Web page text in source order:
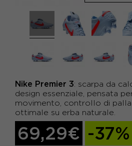
Nike Premier 3: scarpa da
design essenziale, pensata
movimento, controllo di
ottimale su erba naturale.
69,29€ -37%